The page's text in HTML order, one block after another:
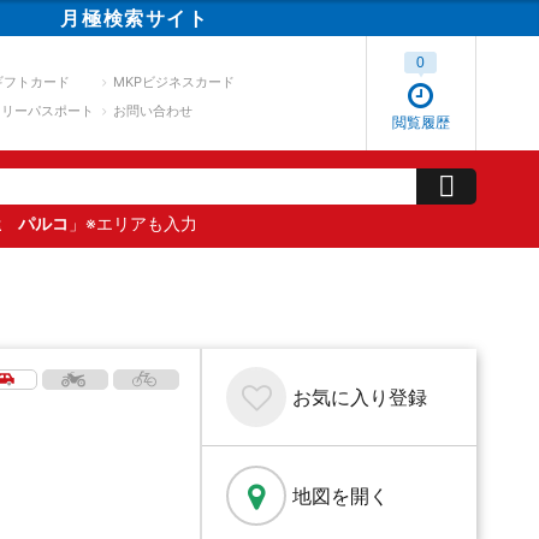
月極検索サイト
フトカード
MKPビジネスカード
ーパスポート
お問い合わせ
閲覧履歴
0
パルコ 」※エリアも入力
お気に入り 登録
地図を開く